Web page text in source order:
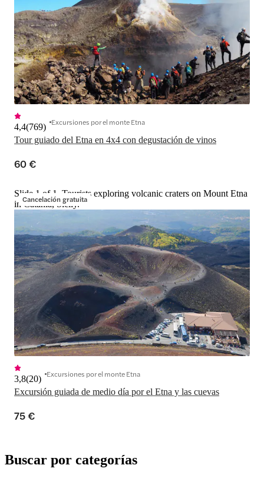
Tour guiado del Etna en 4x4 con degustación de vinos
4,4(769) Excursiones por el monte Etna
60 €
Cancelación gratuita
Slide 1 of 1, Tourists exploring volcanic craters on Mount Etna
in Catania, Sicily.
Excursión guiada de medio día por el Etna y las cuevas
3,8(20) Excursiones por el monte Etna
75 €
Buscar por categorías